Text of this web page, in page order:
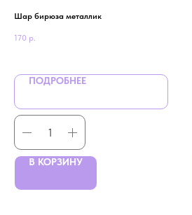
Шар бирюза металлик
170 р.
ПОДРОБНЕЕ
В КОРЗИНУ